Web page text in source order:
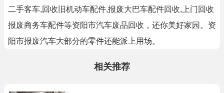
二手客车,回收旧机动车配件,报废大巴车配件回收,上门回收
报废商务车配件等资阳市汽车废品回收，还你美好家园。资
阳市报废汽车大部分的零件还能派上用场。
相关推荐